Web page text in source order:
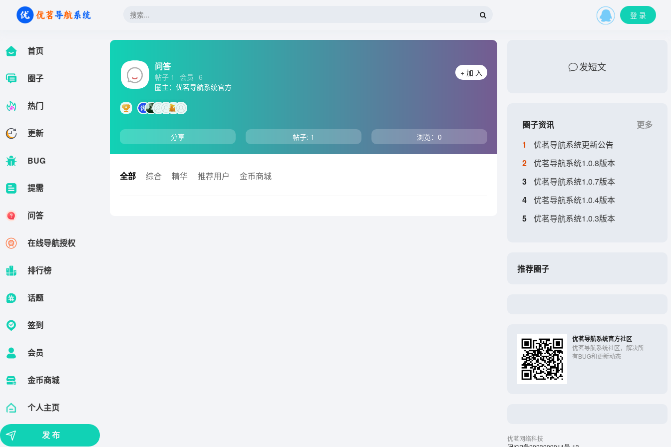
登 录
首页
圈子
热门
更新
BUG
提需
问答
在线导航授权
排行榜
话题
签到
会员
金币商城
个人主页
发 布
问答
帖子 1 会员 6
圈主：优茗导航系统官方
+ 加 入
分享 帖子: 1 浏览： 0
全部 综合 精华 推荐用户 金币商城
发短文
圈子资讯
更多
1
优茗导航系统更新公告
2
优茗导航系统1.0.8版本
3
优茗导航系统1.0.7版本
4
优茗导航系统1.0.4版本
5
优茗导航系统1.0.3版本
推荐圈子
优茗导航系统官方社区
优茗导航系统社区，解决所
有BUG和更新动态
优茗网络科技